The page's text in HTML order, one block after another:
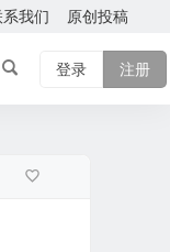
系我们 原创投稿
登录 注册